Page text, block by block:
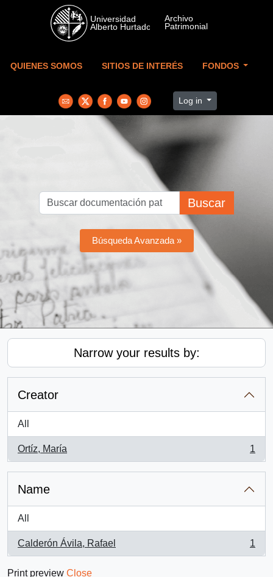
Skip to main content
QUIENES SOMOS SITIOS DE INTERÉS FONDOS
Log in
Buscar
Búsqueda Avanzada »
Narrow your results by:
Creator
All
Ortíz, María
, 1 results
1
Name
All
Calderón Ávila, Rafael
, 1 results
1
Print preview Close